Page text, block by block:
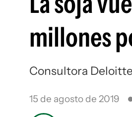
millones
Consultora
15 de agosto de 2019